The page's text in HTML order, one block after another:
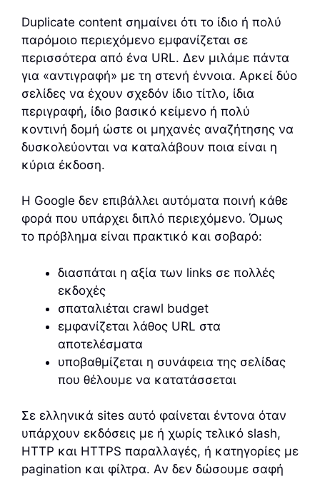
Duplicate content σημαίνει ότι το ίδιο ή πολύ
παρόμοιο περιεχόμενο εμφανίζεται σε
περισσότερα από ένα URL. Δεν μιλάμε πάντα
για «αντιγραφή» με τη στενή έννοια. Αρκεί δύο
σελίδες να έχουν σχεδόν ίδιο τίτλο, ίδια
περιγραφή, ίδιο βασικό κείμενο ή πολύ
κοντινή δομή ώστε οι μηχανές αναζήτησης να
δυσκολεύονται να καταλάβουν ποια είναι η
κύρια έκδοση.
Η Google δεν επιβάλλει αυτόματα ποινή κάθε
φορά που υπάρχει διπλό περιεχόμενο. Όμως
το πρόβλημα είναι πρακτικό και σοβαρό:
διασπάται η αξία των links σε πολλές
εκδοχές
σπαταλιέται crawl budget
εμφανίζεται λάθος URL στα
αποτελέσματα
υποβαθμίζεται η συνάφεια της σελίδας
που θέλουμε να κατατάσσεται
Σε ελληνικά sites αυτό φαίνεται έντονα όταν
υπάρχουν εκδόσεις με ή χωρίς τελικό slash,
HTTP και HTTPS παραλλαγές, ή κατηγορίες με
pagination και φίλτρα. Αν δεν δώσουμε σαφή